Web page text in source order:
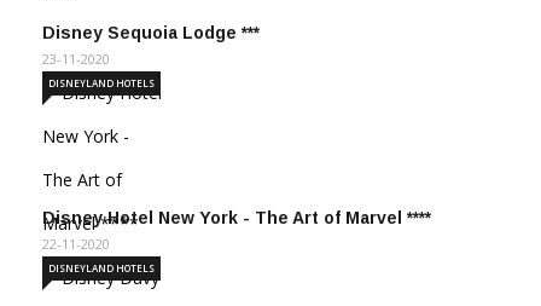
Disney Sequoia Lodge ***
23-11-2020
Disney Hotel New York - The Art of Marvel ****
DISNEYLAND HOTELS
22-11-2020
DISNEYLAND HOTELS